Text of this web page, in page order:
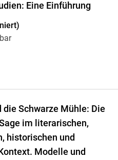
Eine Einführung
die Schwarze Mühle: Die
im literarischen,
historischen und
Modelle und